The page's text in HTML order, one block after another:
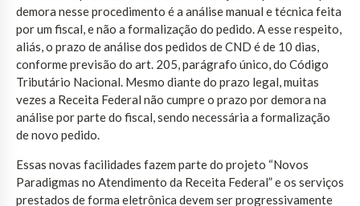
demora nesse procedimento é a análise manual e técnica feita
por um fiscal, e não a formalização do pedido. A esse respeito,
aliás, o prazo de análise dos pedidos de CND é de 10 dias,
conforme previsão do art. 205, parágrafo único, do Código
Tributário Nacional. Mesmo diante do prazo legal, muitas
vezes a Receita Federal não cumpre o prazo por demora na
análise por parte do fiscal, sendo necessária a formalização
de novo pedido.
Essas novas facilidades fazem parte do projeto “Novos
Paradigmas no Atendimento da Receita Federal” e os serviços
prestados de forma eletrônica devem ser progressivamente